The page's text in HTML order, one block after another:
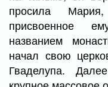
просила
присвоенное
названием
начал свою
Гваделупа.